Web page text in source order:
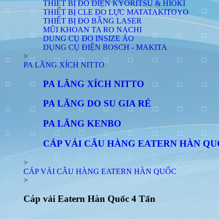
THIẾT BỊ ĐO ĐIỆN KYORITSU & HIOKI
THIẾT BỊ CLE ĐO LỰC MATATAKITOYO
THIẾT BỊ ĐO BẰNG LASER
MŨI KHOAN TA RO NACHI
DUNG CỤ ĐO INSIZE ÁO
DỤNG CỤ ĐIỆN BOSCH - MAKITA
>
PA LĂNG XÍCH NITTO
PA LĂNG XÍCH NITTO
PA LĂNG DO SU GIA RẺ
PA LĂNG KENBO
CÁP VẢI CÂU HÀNG EATERN HÀN
>
CÁP VẢI CÂU HÀNG EATERN HÀN QUỐC
>
Cáp vải Eatern Hàn Quốc 4 Tấn